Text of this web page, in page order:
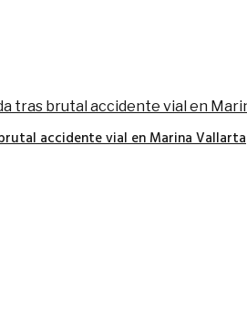
accidente vial en Marina Vallarta